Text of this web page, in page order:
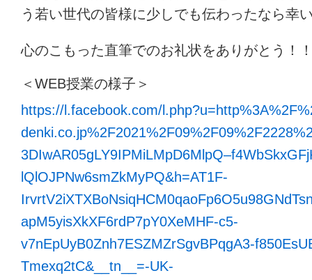
う若い世代の皆様に少しでも伝わったなら幸
心のこもった直筆でのお礼状をありがとう！
＜WEB授業の様子＞
https://l.facebook.com/
lQlOJPNw6smZkMyPQ&h=AT1F-
apM5yisXkXF6rdP7pY0XeMHF-c5-
v7nEpUyB0Znh7ESZMZrSgvBPqgA3-
Tmexq2tC&__tn__=-UK-